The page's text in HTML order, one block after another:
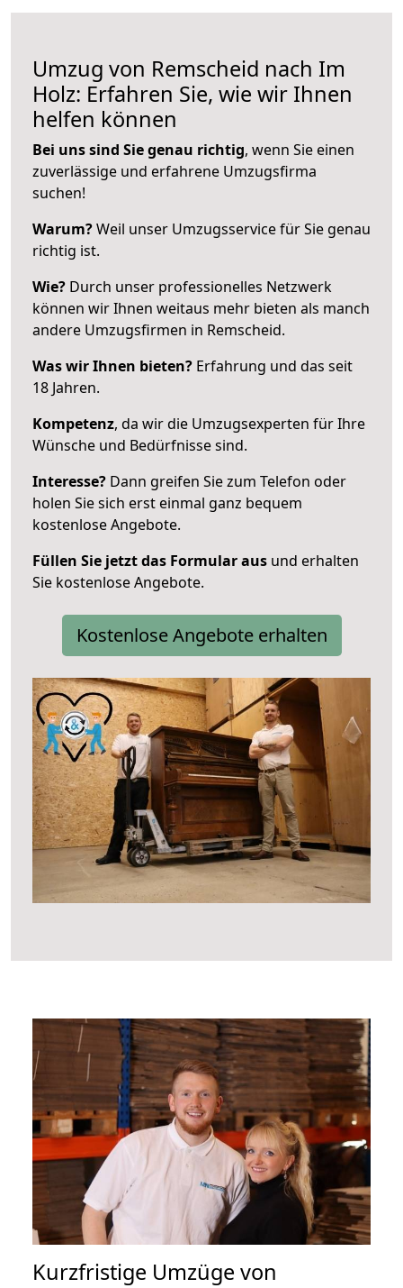
Umzug von Remscheid nach Im
Holz: Erfahren Sie, wie wir Ihnen
helfen können
Bei uns sind Sie genau richtig, wenn Sie einen
zuverlässige und erfahrene Umzugsfirma
suchen!
Warum?Weil unser Umzugsservice für Sie genau
richtig ist.
Wie? Durch unser professionelles Netzwerk
können wir Ihnen weitaus mehr bieten als manch
andere Umzugsfirmen in Remscheid.
Was wir Ihnen bieten? Erfahrung und das seit
18 Jahren.
Kompetenz, da wir die Umzugsexperten für Ihre
Wünsche und Bedürfnisse sind.
Interesse? Dann greifen Sie zum Telefon oder
holen Sie sich erst einmal ganz bequem
kostenlose Angebote.
Füllen Sie jetzt das Formular aus und erhalten
Sie kostenlose Angebote.
Kostenlose Angebote erhalten
Kurzfristige Umzüge von